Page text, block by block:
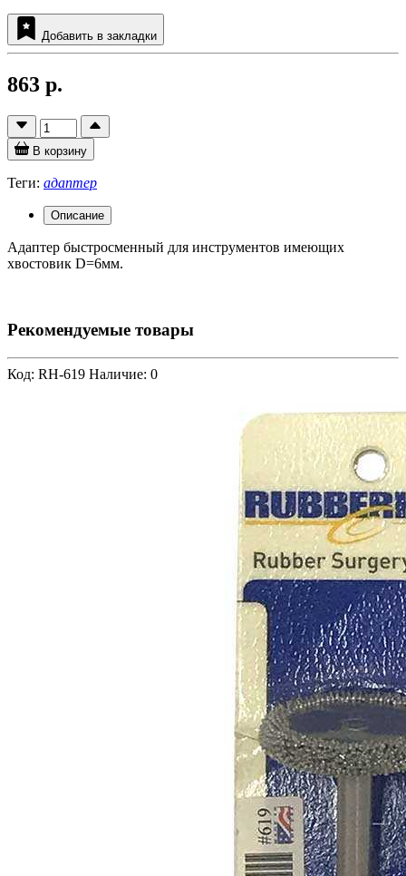
Добавить в закладки
863 р.
В корзину
Теги: адаптер
Описание
Адаптер быстросменный для инструментов имеющих
хвостовик D=6мм.
Рекомендуемые товары
Код: RH-619 Наличие: 0